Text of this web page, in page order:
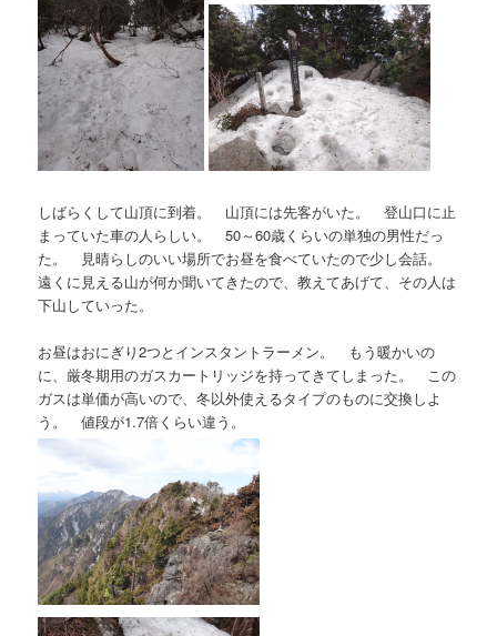
しばらくして山頂に到着。 山頂には先客がいた。 登山口に止
まっていた車の人らしい。 50～60歳くらいの単独の男性だっ
た。 見晴らしのいい場所でお昼を食べていたので少し会話。
遠くに見える山が何か聞いてきたので、教えてあげて、その人は
下山していった。
お昼はおにぎり2つとインスタントラーメン。 もう暖かいの
に、厳冬期用のガスカートリッジを持ってきてしまった。 この
ガスは単価が高いので、冬以外使えるタイプのものに交換しよ
う。 値段が1.7倍くらい違う。